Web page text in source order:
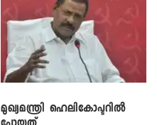
മുഖ്യമന്ത്രി ഹെലികോപ്ടറിൽ